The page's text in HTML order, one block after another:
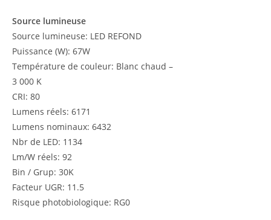
Source lumineuse
Source lumineuse: LED REFOND
Puissance (W): 67W
Température de couleur: Blanc chaud –
3 000 K
CRI: 80
Lumens réels: 6171
Lumens nominaux: 6432
Nbr de LED: 1134
Lm/W réels: 92
Bin / Grup: 30K
Facteur UGR: 11.5
Risque photobiologique: RG0